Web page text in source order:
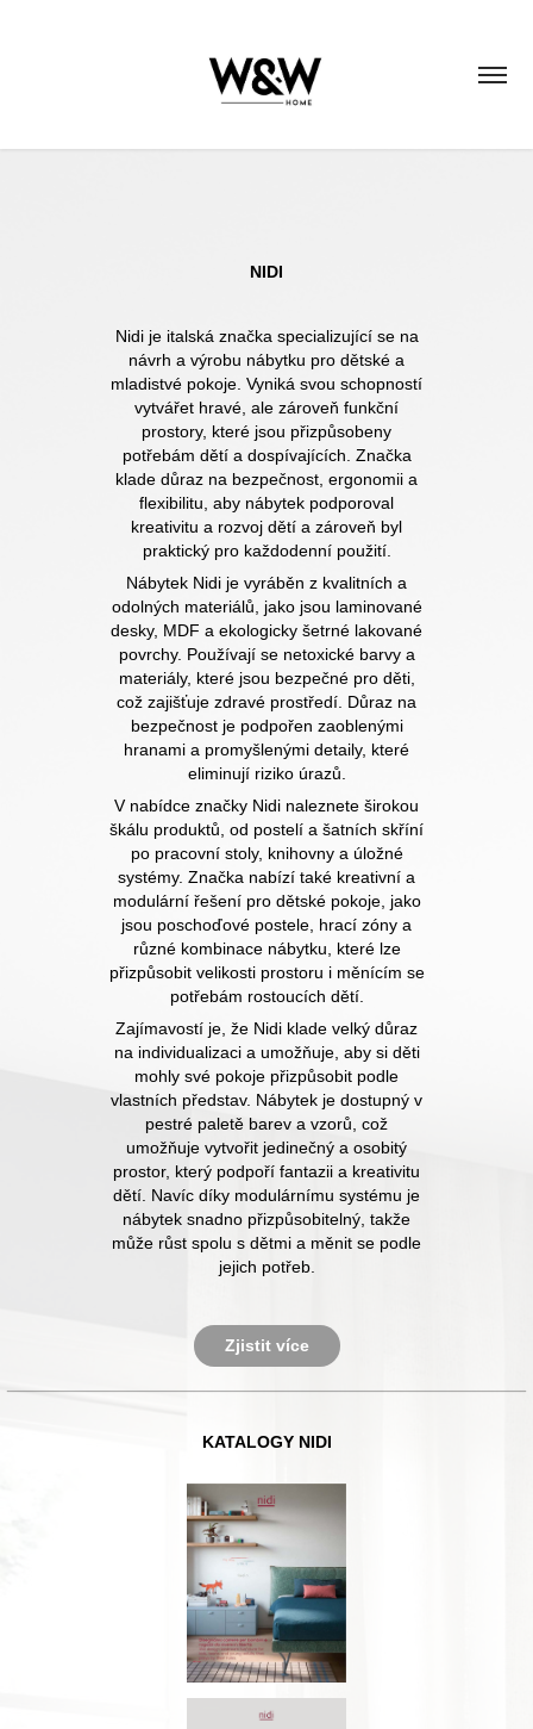
NIDI
Nidi je italská značka specializující se na
návrh a výrobu nábytku pro dětské a
mladistvé pokoje. Vyniká svou schopností
vytvářet hravé, ale zároveň funkční
prostory, které jsou přizpůsobeny
potřebám dětí a dospívajících. Značka
klade důraz na bezpečnost, ergonomii a
flexibilitu, aby nábytek podporoval
kreativitu a rozvoj dětí a zároveň byl
praktický pro každodenní použití.
Nábytek Nidi je vyráběn z kvalitních a
odolných materiálů, jako jsou laminované
desky, MDF a ekologicky šetrné lakované
povrchy. Používají se netoxické barvy a
materiály, které jsou bezpečné pro děti,
což zajišťuje zdravé prostředí. Důraz na
bezpečnost je podpořen zaoblenými
hranami a promyšlenými detaily, které
eliminují riziko úrazů.
V nabídce značky Nidi naleznete širokou
škálu produktů, od postelí a šatních skříní
po pracovní stoly, knihovny a úložné
systémy. Značka nabízí také kreativní a
modulární řešení pro dětské pokoje, jako
jsou poschoďové postele, hrací zóny a
různé kombinace nábytku, které lze
přizpůsobit velikosti prostoru i měnícím se
potřebám rostoucích dětí.
Zajímavostí je, že Nidi klade velký důraz
na individualizaci a umožňuje, aby si děti
mohly své pokoje přizpůsobit podle
vlastních představ. Nábytek je dostupný v
pestré paletě barev a vzorů, což
umožňuje vytvořit jedinečný a osobitý
prostor, který podpoří fantazii a kreativitu
dětí. Navíc díky modulárnímu systému je
nábytek snadno přizpůsobitelný, takže
může růst spolu s dětmi a měnit se podle
jejich potřeb.
Zjistit více
KATALOGY NIDI